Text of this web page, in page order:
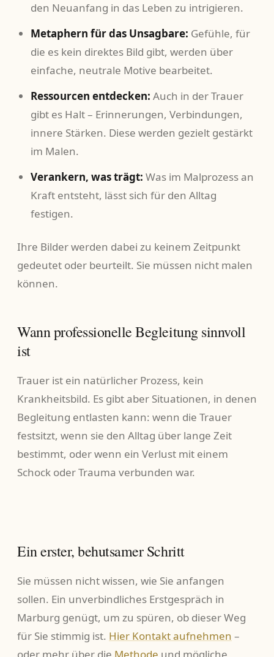
den Neuanfang in das Leben zu intrigieren.
Metaphern für das Unsagbare: Gefühle, für
die es kein direktes Bild gibt, werden über
einfache, neutrale Motive bearbeitet.
Ressourcen entdecken: Auch in der Trauer
gibt es Halt – Erinnerungen, Verbindungen,
innere Stärken. Diese werden gezielt gestärkt
im Malen.
Verankern, was trägt: Was im Malprozess an
Kraft entsteht, lässt sich für den Alltag
festigen.
Ihre Bilder werden dabei zu keinem Zeitpunkt
gedeutet oder beurteilt. Sie müssen nicht malen
können.
Wann professionelle Begleitung sinnvoll
ist
Trauer ist ein natürlicher Prozess, kein
Krankheitsbild. Es gibt aber Situationen, in denen
Begleitung entlasten kann: wenn die Trauer
festsitzt, wenn sie den Alltag über lange Zeit
bestimmt, oder wenn ein Verlust mit einem
Schock oder Trauma verbunden war.
Ein erster, behutsamer Schritt
Sie müssen nicht wissen, wie Sie anfangen
sollen. Ein unverbindliches Erstgespräch in
Marburg genügt, um zu spüren, ob dieser Weg
für Sie stimmig ist. Hier Kontakt aufnehmen –